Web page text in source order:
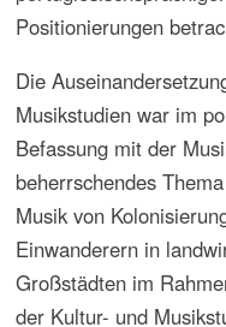
zu untersuchen sind.
Vorangegangenes
2002. Postkolonialismus,
Internationaler Kongress
Perspektiven. Rio Grande
Janeiro
2002. Klassik in
Diplomatischer Geschichte.
1999. Musikleben und -
Kolonien in Brasilien. Aula
Internationaler Kongress
Wissenschaftswissenschaft/
Begegnung der Kulturen.